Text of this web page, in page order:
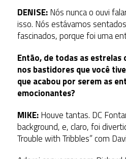
DENISE:Nós nunca o ouvi
isso. Nós estávamos
fascinados, porque foi uma
Então, de todas as estrelas
nos bastidores que você
que acabou por serem as
emocionantes?
MIKE:Houve tantas. DC
background, e, claro, foi
Trouble with Tribbles” com